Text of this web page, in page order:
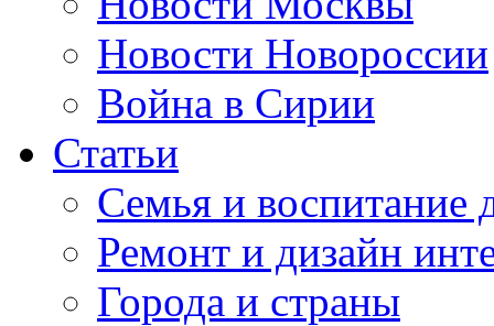
Новости Новороссии
Война в Сирии
Статьи
Семья и воспитание
Ремонт и дизайн
Города и страны